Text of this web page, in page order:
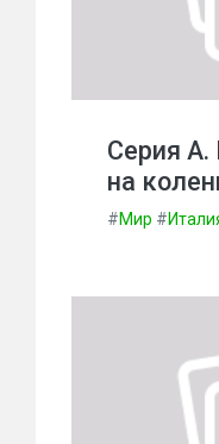
Серия А.
на
#Мир #